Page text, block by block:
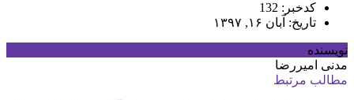
کدخبر: 132
تاریخ: آبان ۱۶, ۱۳۹۷
نویسنده
مدنی امیررضا
مطالب مرتبط